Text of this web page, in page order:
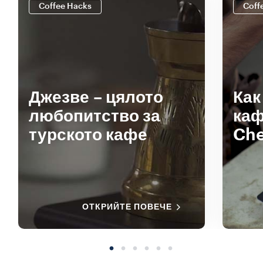
Coffee Hacks
Джезве – цялото
любопитство за
турското кафе
ОТКРИЙТЕ ПОВЕЧЕ